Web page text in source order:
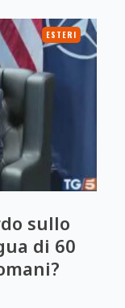
ESTERI
sullo
di 60